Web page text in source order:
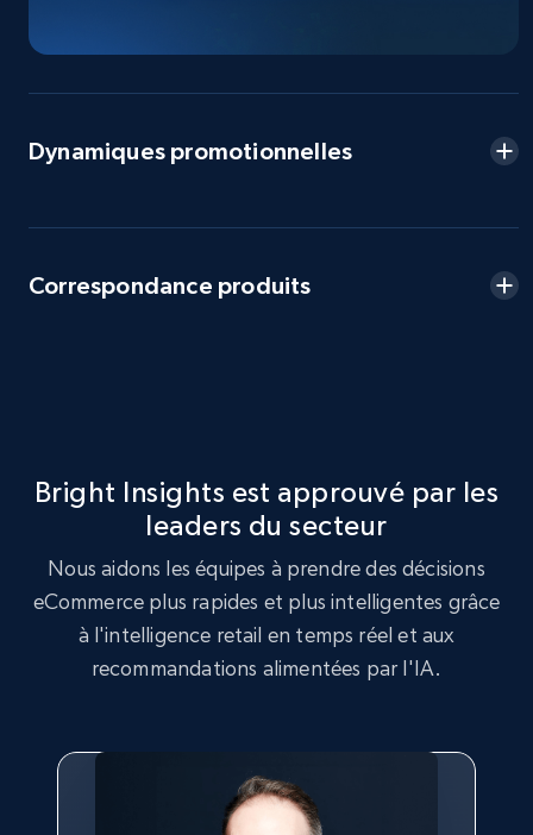
URL, Product id, Title, Seller name, Seller rating,
eBay - Collect records by category
Google Shopping
URL, Product id, Title, Product description,
Rating, Reviews count, Images, Variations, and
more.
Google Shopping - collects products from
Dynamiques promotionnelles
Correspondance produits
Bright Insights est approuvé par les
leaders du secteur
Nous aidons les équipes à prendre des décisions
eCommerce plus rapides et plus intelligentes grâce
à l'intelligence retail en temps réel et aux
recommandations alimentées par l'IA.